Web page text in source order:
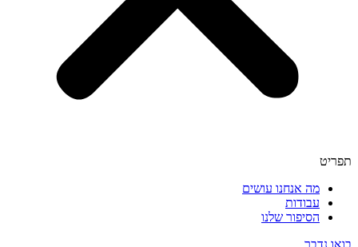
תפריט
מה אנחנו עושים
עבודות
הסיפור שלנו
בואו נדבר